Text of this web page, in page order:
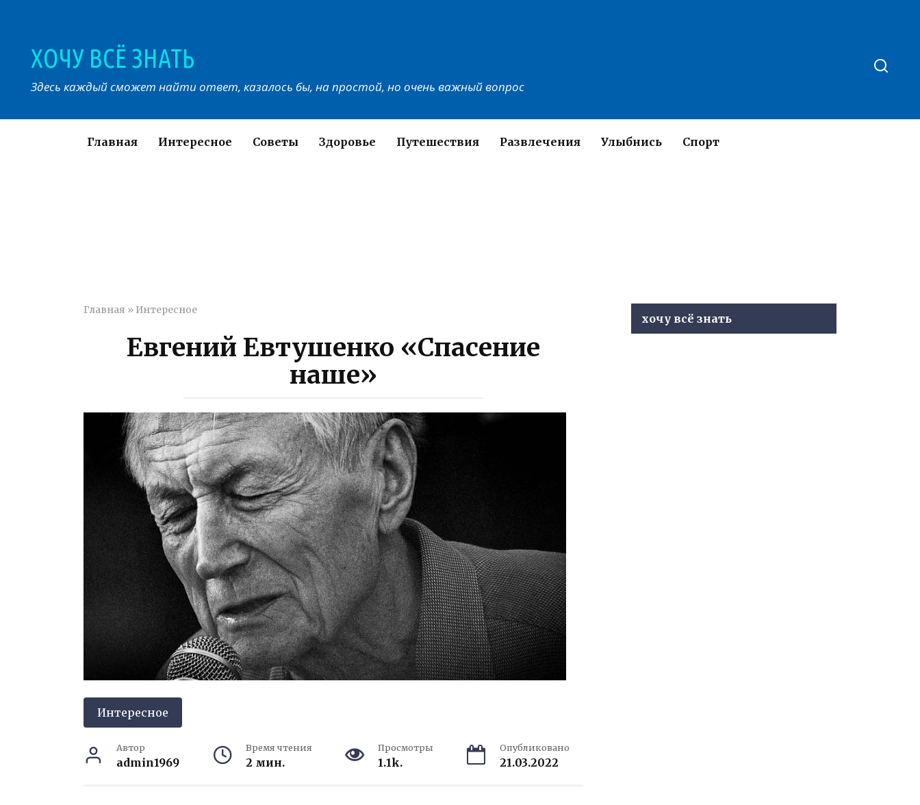
ХОЧУ ВСЁ ЗНАТЬ
Здесь каждый сможет найти ответ, казалось бы, на простой, но очень важный вопрос
Главная Интересное Советы Здоровье Путешествия Развлечения Улыбнись Спорт
Главная » Интересное
Евгений Евтушенко «Спасение
наше»
Интересное
Автор
admin1969
Время чтения
2 мин.
Просмотры
1.1k.
Опубликовано
21.03.2022
хочу всё знать